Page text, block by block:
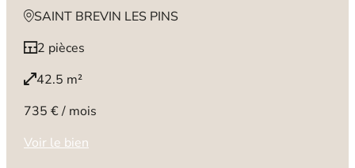
SAINT BREVIN LES PINS
2 pièces
42.5 m²
735 € / mois
Voir le bien